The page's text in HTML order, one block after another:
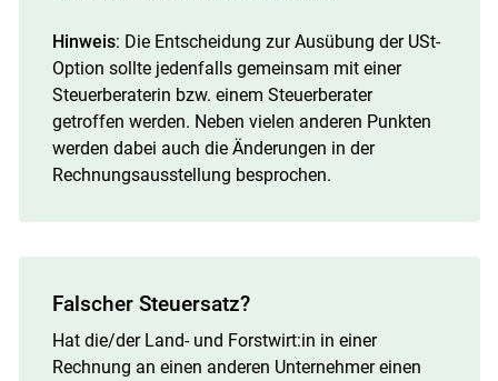
Hinweis: Die Entscheidung zur Ausübung der USt-
Option sollte jedenfalls gemeinsam mit einer
Steuerberaterin bzw. einem Steuerberater
getroffen werden. Neben vielen anderen Punkten
werden dabei auch die Änderungen in der
Rechnungsausstellung besprochen.
Falscher Steuersatz?
Hat die/der Land- und Forstwirt:in in einer
Rechnung an einen anderen Unternehmer einen